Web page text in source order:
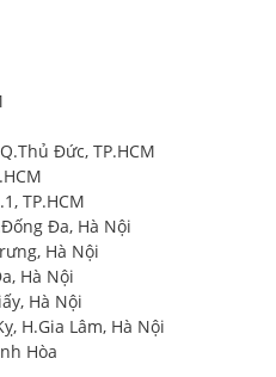
Đức, TP.HCM
TP.HCM
Đa, Hà Nội
Hà Nội
Hà Nội
Hà Nội
H.Gia Lâm, Hà Nội
Hòa